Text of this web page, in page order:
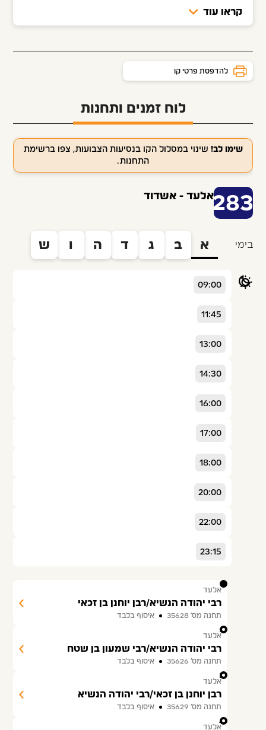
קראו עוד
להדפסת פרטי קו
לוח זמנים ותחנות
שימו לב! שינוי במסלול הקו בנסיעות הצבועות, צפו ברשימת
התחנות.
283אלעד - אשדוד
בימי א ב ג ד ה ו ש
09:00
11:45
13:00
14:30
16:00
17:00
18:00
20:00
22:00
23:15
1
אלעד
רבי יהודה הנשיא/רבן יוחנן בן זכאי
תחנה מס׳ 35628 איסוף בלבד
2
אלעד
רבי יהודה הנשיא/רבי שמעון בן שטח
תחנה מס׳ 35626 איסוף בלבד
3
אלעד
רבן יוחנן בן זכאי/רבי יהודה הנשיא
תחנה מס׳ 35629 איסוף בלבד
4
אלעד